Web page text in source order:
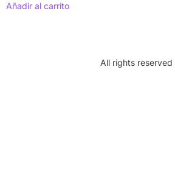
Añadir al carrito
All rights reserved